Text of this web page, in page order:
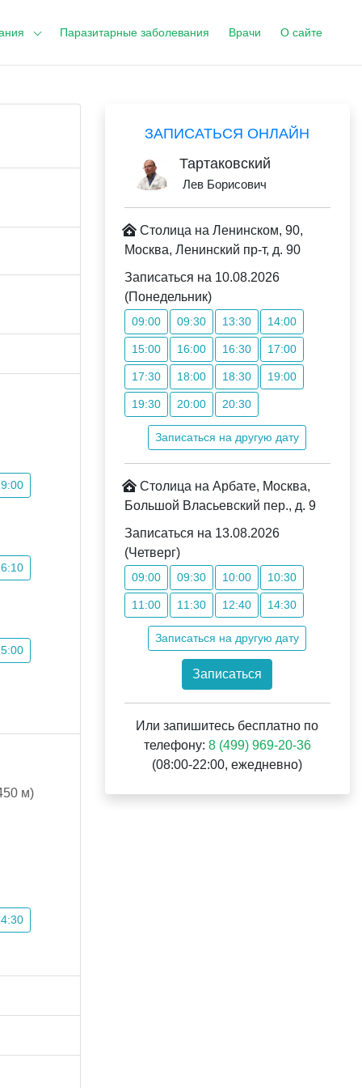
Паразитарные заболевания Врачи О сайте
м)
ЗАПИСАТЬСЯ ОНЛАЙН
Тартаковский
Лев Борисович
Столица на Ленинском, 90,
Москва, Ленинский пр-т, д. 90
Записаться на 10.08.2026
(Понедельник)
09:00 09:30 13:30 14:00
15:00 16:00 16:30 17:00
17:30 18:00 18:30 19:00
19:30 20:00 20:30
Записаться на другую дату
Столица на Арбате, Москва,
Большой Власьевский пер., д. 9
Записаться на 13.08.2026
(Четверг)
09:00 09:30 10:00 10:30
11:00 11:30 12:40 14:30
Записаться на другую дату
Записаться
Или запишитесь бесплатно по
телефону: 8 (499) 969-20-36
(08:00-22:00, ежедневно)